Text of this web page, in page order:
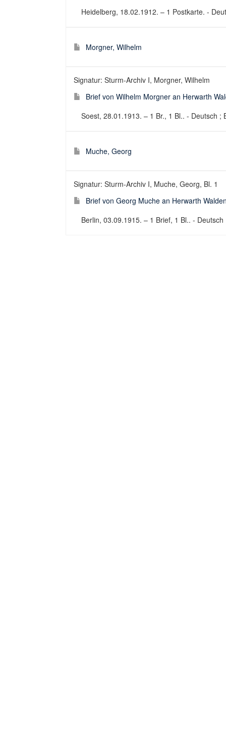
Heidelberg, 18.02.1912. – 1 Postkarte. -
Morgner, Wilhelm
Signatur: Sturm-Archiv I, Morgner, Wilhelm
Brief von Wilhelm Morgner an Herwarth
Soest, 28.01.1913. – 1 Br., 1 Bl.. - Deutsch ;
Muche, Georg
Signatur: Sturm-Archiv I, Muche, Georg, Bl. 1
Brief von Georg Muche an Herwarth
Berlin, 03.09.1915. – 1 Brief, 1 Bl.. -